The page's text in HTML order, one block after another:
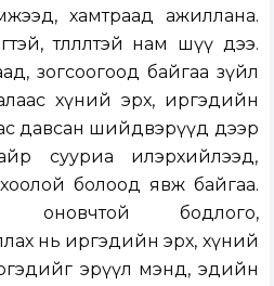
хамтраад ажиллана.
төлөөлөлтэй нам шүү дээ.
зогсоогоод байгаа зүйл
хүний эрх, иргэдийн
давсан шийдвэрүүд дээр
сууриа илэрхийлээд,
хоолой болоод явж байгаа.
оновчтой бодлого,
нь иргэдийн эрх, хүний
эрүүл мэнд, эдийн